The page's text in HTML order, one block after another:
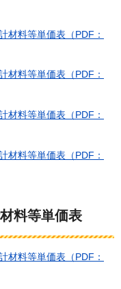
材料等単価表（PDF：
材料等単価表（PDF：
材料等単価表（PDF：
材料等単価表（PDF：
料等単価表
材料等単価表（PDF：